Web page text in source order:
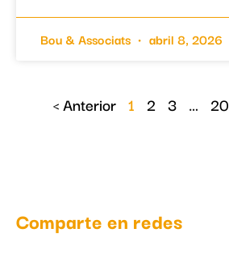
Bou & Associats abril 8, 2026
< Anterior 1 2 3 … 20
Comparte en redes